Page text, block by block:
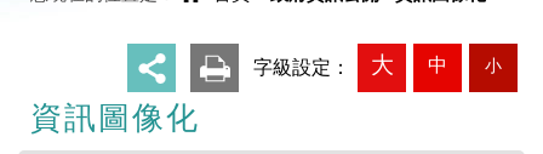
字級設定： 大 中 小
資訊圖像化